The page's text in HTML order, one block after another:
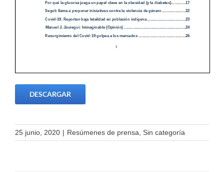
DESCARGAR
25 junio, 2020 | Resúmenes de prensa, Sin categoría